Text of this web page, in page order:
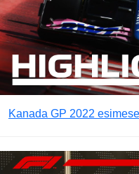
Kanada GP 2022